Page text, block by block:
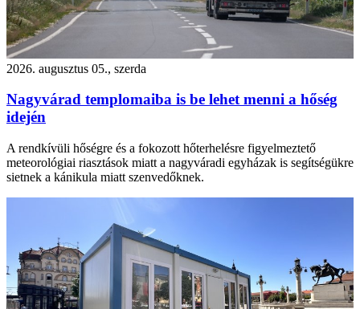
2026. augusztus 05., szerda
Nagyvárad templomaiba is be lehet menni a hőség
idején
A rendkívüli hőségre és a fokozott hőterhelésre figyelmeztető
meteorológiai riasztások miatt a nagyváradi egyházak is segítségükre
sietnek a kánikula miatt szenvedőknek.